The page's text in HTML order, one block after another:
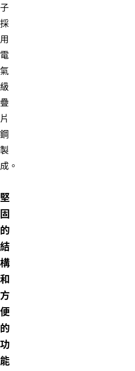
子
採
用
電
氣
級
疊
片
鋼
製
成。
堅
固
的
結
構
和
方
便
的
功
能